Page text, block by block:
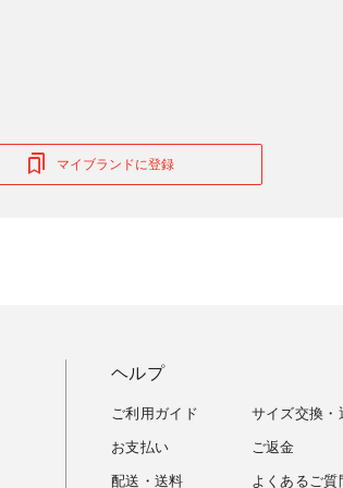
マイブランドに登録
ヘルプ
ご利用ガイド
お支払い
配送・送料
サイズ交換・
ご返金
よくあるご質